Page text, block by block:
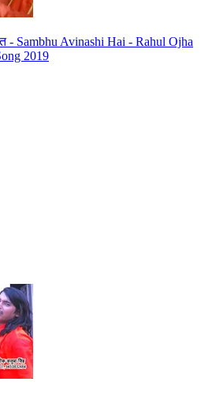
- Sambhu Avinashi Hai - Rahul Ojha
2019